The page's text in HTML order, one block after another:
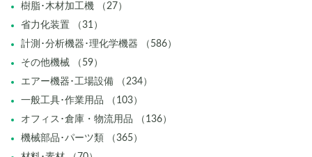
樹脂･木材加工機 （27）
省力化装置 （31）
計測･分析機器･理化学機器 （586）
その他機械 （59）
エアー機器･工場設備 （234）
一般工具･作業用品 （103）
オフィス･倉庫・物流用品 （136）
機械部品･パーツ類 （365）